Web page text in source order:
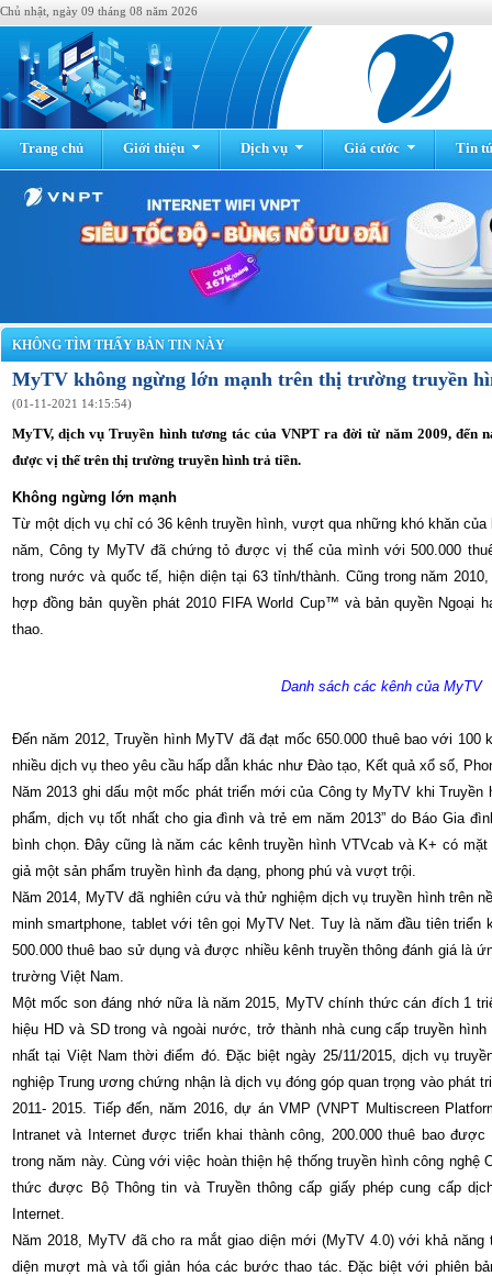
Chủ nhật, ngày 09 tháng 08 năm 2026
Trang chủ Giới thiệu Dịch vụ Giá cước Tin
KHÔNG TÌM THẤY BẢN TIN NÀY
MyTV không ngừng lớn mạnh trên thị trường truyền
(01-11-2021 14:15:54)
MyTV, dịch vụ Truyền hình tương tác của VNPT ra đời từ năm 2009, đến
được vị thế trên thị trường truyền hình trả tiền.
Không ngừng lớn mạnh
Từ một dịch vụ chỉ có 36 kênh truyền hình, vượt qua những khó khăn
năm, Công ty MyTV đã chứng tỏ được vị thế của mình với 500.000
trong nước và quốc tế, hiện diện tại 63 tỉnh/thành. Cũng trong năm
hợp đồng bản quyền phát 2010 FIFA World Cup™ và bản quyền Ngoại
thao.
Danh sách các kênh của MyTV
Đến năm 2012, Truyền hình MyTV đã đạt mốc 650.000 thuê bao với 100
nhiều dịch vụ theo yêu cầu hấp dẫn khác như Đào tạo, Kết quả xổ số,
Năm 2013 ghi dấu một mốc phát triển mới của Công ty MyTV khi
phẩm, dịch vụ tốt nhất cho gia đình và trẻ em năm 2013” do Báo Gia
bình chọn. Đây cũng là năm các kênh truyền hình VTVcab và K+ có
giả một sản phẩm truyền hình đa dạng, phong phú và vượt trội.
Năm 2014, MyTV đã nghiên cứu và thử nghiệm dịch vụ truyền hình trên
minh smartphone, tablet với tên gọi MyTV Net. Tuy là năm đầu tiên triển
500.000 thuê bao sử dụng và được nhiều kênh truyền thông đánh giá là
trường Việt Nam.
Một mốc son đáng nhớ nữa là năm 2015, MyTV chính thức cán đích 1
hiệu HD và SD trong và ngoài nước, trở thành nhà cung cấp truyền
nhất tại Việt Nam thời điểm đó. Đặc biệt ngày 25/11/2015, dịch vụ
nghiệp Trung ương chứng nhận là dịch vụ đóng góp quan trọng vào phát
2011- 2015. Tiếp đến, năm 2016, dự án VMP (VNPT Multiscreen
Intranet và Internet được triển khai thành công, 200.000 thuê bao
trong năm này. Cùng với việc hoàn thiện hệ thống truyền hình công nghệ
thức được Bộ Thông tin và Truyền thông cấp giấy phép cung cấp
Internet.
Năm 2018, MyTV đã cho ra mắt giao diện mới (MyTV 4.0) với khả
diện mượt mà và tối giản hóa các bước thao tác. Đặc biệt với phiên